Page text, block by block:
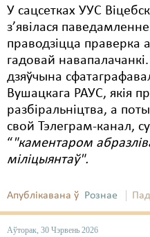
У сацсетках УУС
з’явілася
праводзіцца праверка
гадовай навапалачанкі.
дзяўчына
Вушацкага РАУС, якія
разбіральніцтва, а
свой Тэлеграм-канал,
“ "каментаром
міліцыянтаў".
Апублікавана ў Рознае
Аўторак, 30 Чэрвень 2026
Мірныя сходы
Палітвязьні
Праваабаронцы
Правы дзіцяці
Пэнітэнцыярная сыстэма
Распальваньне варожасьці
Свабода слова